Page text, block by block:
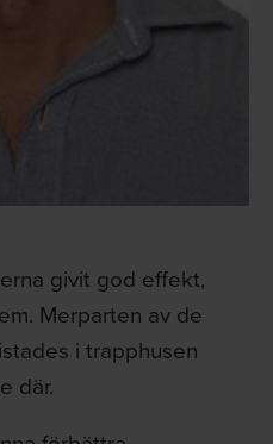
givit god effekt,
Merparten av de
i trapphusen
där.